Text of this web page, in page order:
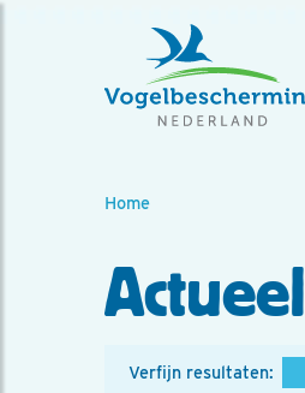
Home
Actueel
Verfijn resultaten: